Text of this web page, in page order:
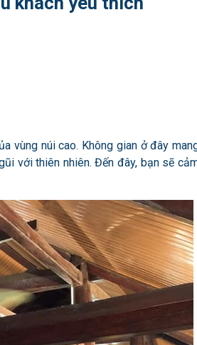
vùng núi cao. Không gian ở đây
với thiên nhiên. Đến đây, bạn sẽ